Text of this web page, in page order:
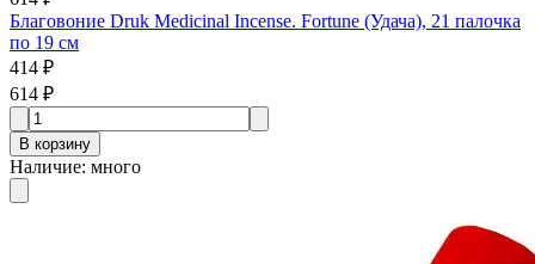
Благовоние Druk Medicinal Incense. Fortune (Удача), 21 палочка
по 19 см
414 ₽
614 ₽
В корзину
Наличие: много